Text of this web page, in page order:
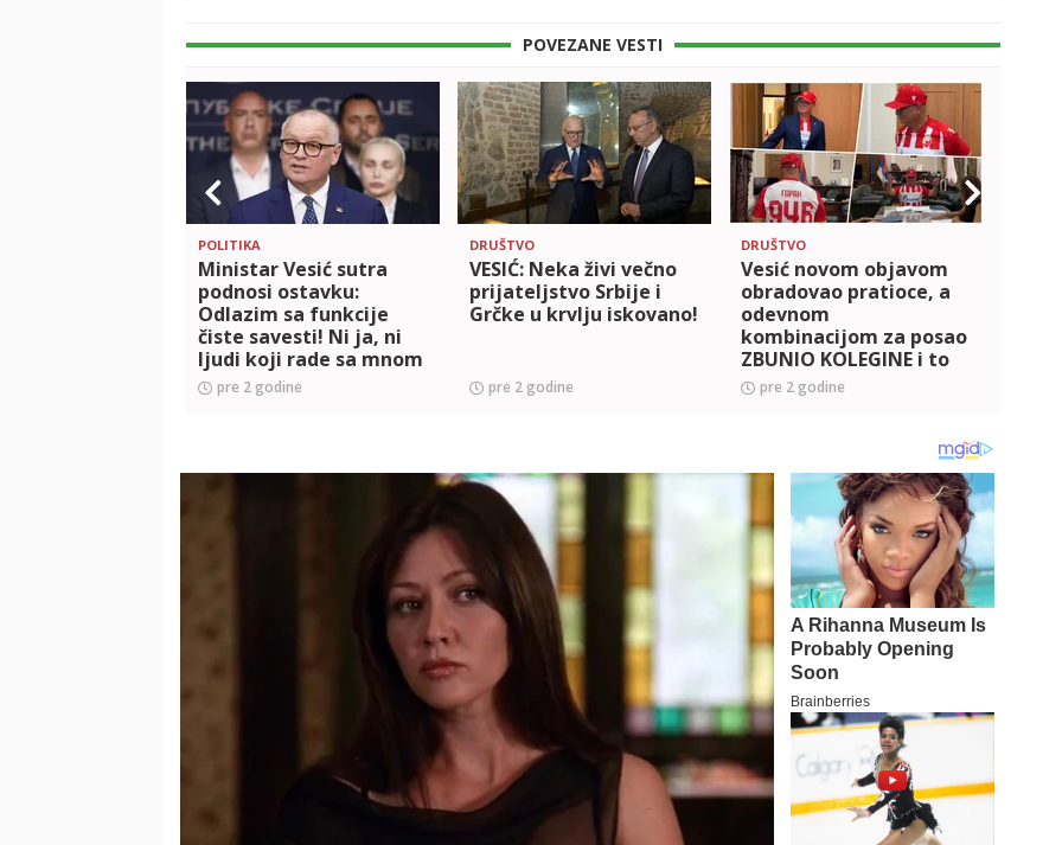
POVEZANE VESTI
POLITIKA
Ministar Vesić sutra
podnosi ostavku:
Odlazim sa funkcije
čiste savesti! Ni ja, ni
ljudi koji rade sa mnom
nemamo ni trunku
dogovornosti za
pre 2 godine
DRUŠTVO
VESIĆ: Neka živi večno
prijateljstvo Srbije i
Grčke u krvlju iskovano!
pre 2 godine
DRUŠTVO
Vesić novom objavom
obradovao pratioce, a
odevnom
kombinacijom za posao
ZBUNIO KOLEGINE i to
sve zbog Crvene zvezde
pre 2 godine